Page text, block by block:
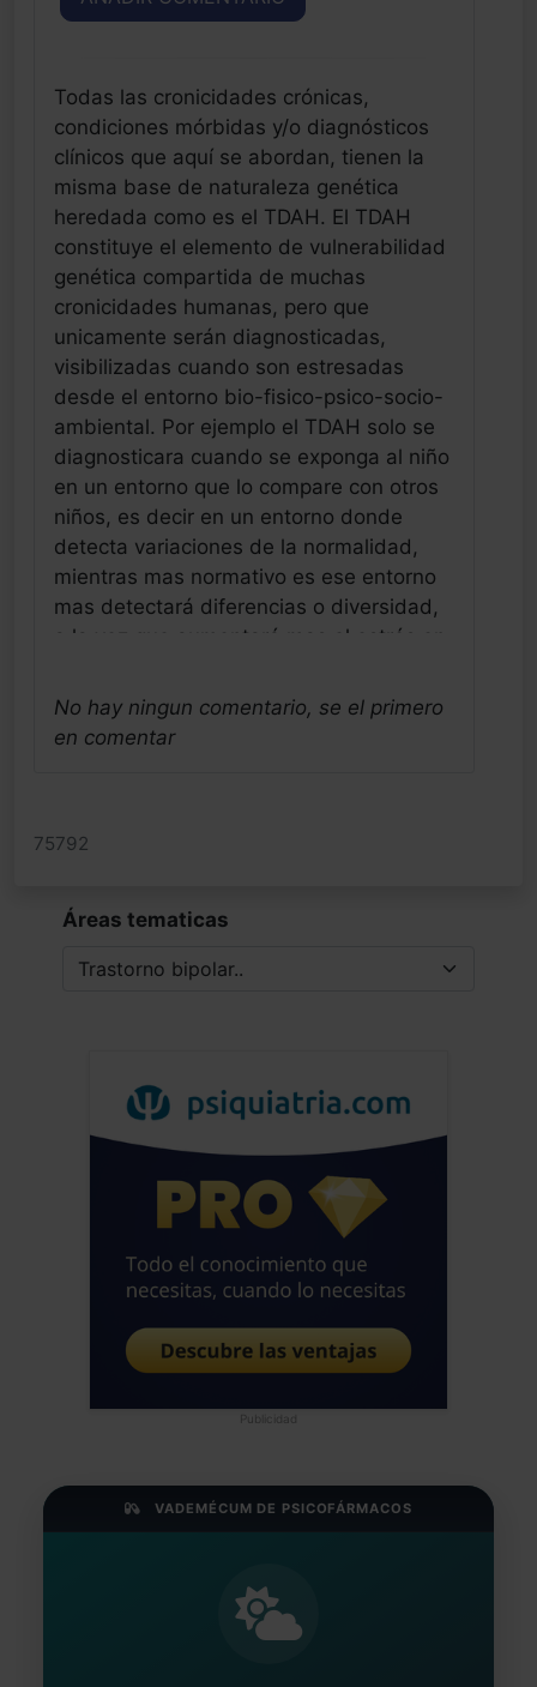
Todas las cronicidades crónicas,
condiciones mórbidas y/o diagnósticos
clínicos que aquí se abordan, tienen la
misma base de naturaleza genética
heredada como es el TDAH. El TDAH
constituye el elemento de vulnerabilidad
genética compartida de muchas
cronicidades humanas, pero que
unicamente serán diagnosticadas,
visibilizadas cuando son estresadas
desde el entorno bio-fisico-psico-socio-
ambiental. Por ejemplo el TDAH solo se
diagnosticara cuando se exponga al niño
en un entorno que lo compare con otros
niños, es decir en un entorno donde
detecta variaciones de la normalidad,
mientras mas normativo es ese entorno
mas detectará diferencias o diversidad,
a la vez que aumentará mas el estrés en
comportamiento diferente. Este proceso
va a evolucionar de forma mas visible en
depresión y trastorno bipolar) y/o
fisiológicas diferentes (obesidad,
dermatitis atópica, alergias respiratorias
bajo la cronicidad, problema que no tiene
tratamiento especifico solo sintomático,
entender estos procesos puede reducir
mucho el daño y el estrés añadido. La
uniformidad no es sinónimo de una
sociedad mas sana!! Saludos alegres del
neandertal hiperactivo de Sevilla
Jose Luis Frias Pulido
Médico - España
Fecha: 13/05/2025
No hay ningun comentario, se el primero
en comentar
75792
Áreas tematicas
Publicidad
VADEMÉCUM DE PSICOFÁRMACOS